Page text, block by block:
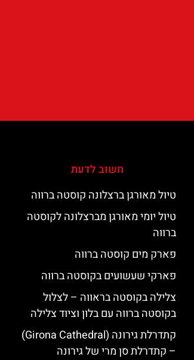
חשוב לדעת
טיול מאורגן ברצלונה קוסטה ברווה
טיול יומי מאורגן מברצלונה לקוסטה
ברווה
פארק מים קוסטה ברווה
פארקי שעשועים בקוסטה ברווה
צלילה בקוסטה בראווה – לצלול
בקוסטה ברווה עם בלון וציוד צלילה
קתדרלת גירונה (Girona Cathedral)
– קתדרלת סן מרי של גירונה